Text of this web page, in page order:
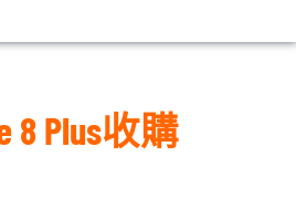
8 Plus收購